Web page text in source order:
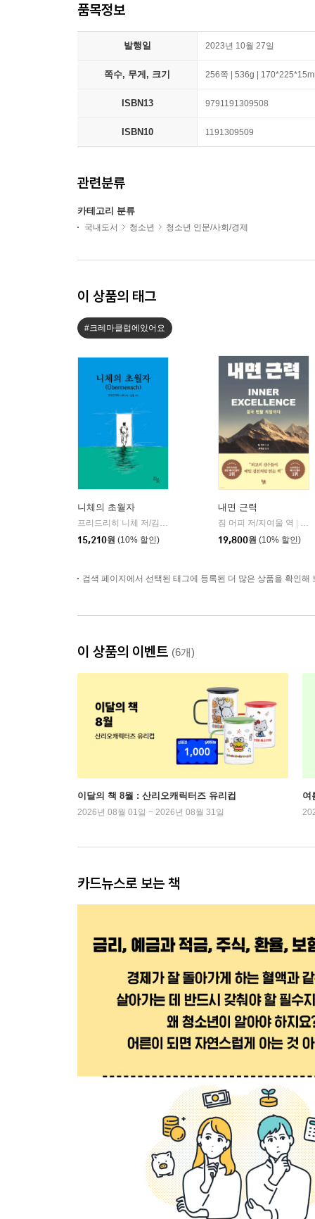
품목정보
발행일 2023년 10월 27일
쪽수, 무게, 크기 256쪽 | 536g |
ISBN13 9791191309508
ISBN10 1191309509
관련분류
카테고리 분류
국내도서 청소년 청소년 인문/사회/경제
이 상품의 태그
#크레마클럽에있어요
니체의 초월자
프리드리히 니체 저/김철 편역
15,210원 (10% 할인)
내면 근력
짐 머피 저/지여울 역
윌
19,800원 (10% 할인)
검색 페이지에서 선택된 태그에 등록된 더 많은 상품을 확인해
이 상품의 이벤트 (6개)
이달의 책 8월 : 산리오캐릭터즈 유리컵
2026년 08월 01일 ~ 2026년 08월 31일
여
카드뉴스로 보는 책